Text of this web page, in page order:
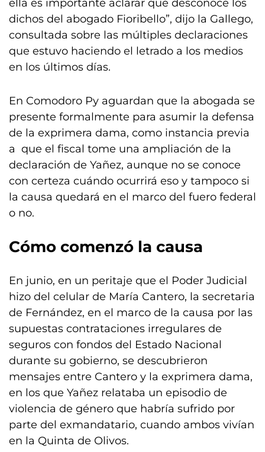
ella es importante aclarar que desconoce los
dichos del abogado Fioribello”, dijo la Gallego,
consultada sobre las múltiples declaraciones
que estuvo haciendo el letrado a los medios
en los últimos días.
En Comodoro Py aguardan que la abogada se
presente formalmente para asumir la defensa
de la exprimera dama, como instancia previa
a que el fiscal tome una ampliación de la
declaración de Yañez, aunque no se conoce
con certeza cuándo ocurrirá eso y tampoco si
la causa quedará en el marco del fuero federal
o no.
Cómo comenzó la causa
En junio, en un peritaje que el Poder Judicial
hizo del celular de María Cantero, la secretaria
de Fernández, en el marco de la causa por las
supuestas contrataciones irregulares de
seguros con fondos del Estado Nacional
durante su gobierno, se descubrieron
mensajes entre Cantero y la exprimera dama,
en los que Yañez relataba un episodio de
violencia de género que habría sufrido por
parte del exmandatario, cuando ambos vivían
en la Quinta de Olivos.